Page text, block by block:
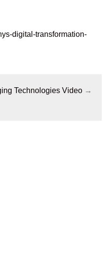
digital-transformation-
Technologies Video→